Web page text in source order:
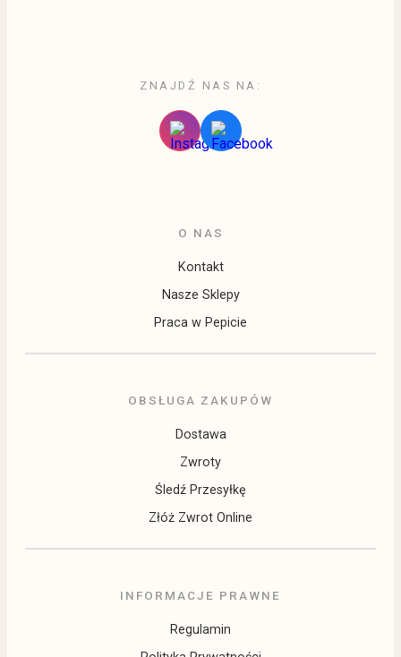
ZNAJDŹ NAS NA:
O NAS
Kontakt
Nasze Sklepy
Praca w Pepicie
OBSŁUGA ZAKUPÓW
Dostawa
Zwroty
Śledź Przesyłkę
Złóż Zwrot Online
INFORMACJE PRAWNE
Regulamin